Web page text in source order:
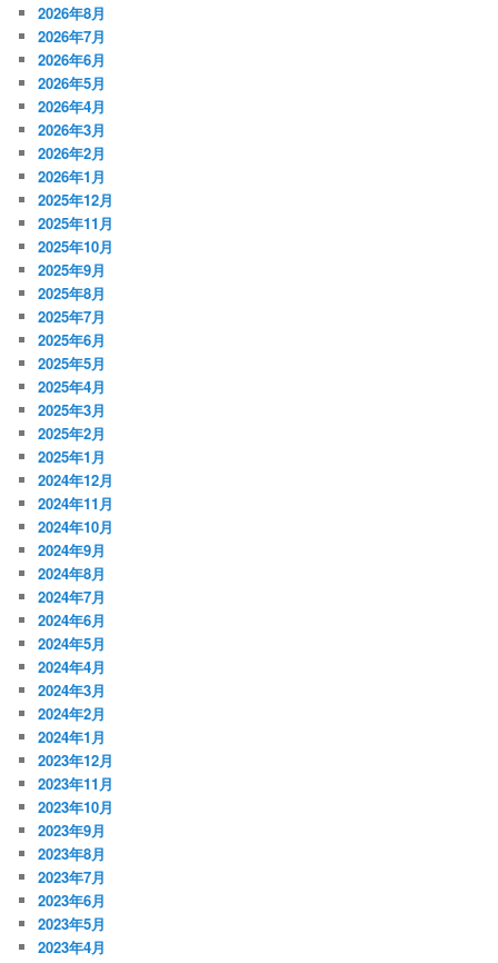
2026年8月
2026年7月
2026年6月
2026年5月
2026年4月
2026年3月
2026年2月
2026年1月
2025年12月
2025年11月
2025年10月
2025年9月
2025年8月
2025年7月
2025年6月
2025年5月
2025年4月
2025年3月
2025年2月
2025年1月
2024年12月
2024年11月
2024年10月
2024年9月
2024年8月
2024年7月
2024年6月
2024年5月
2024年4月
2024年3月
2024年2月
2024年1月
2023年12月
2023年11月
2023年10月
2023年9月
2023年8月
2023年7月
2023年6月
2023年5月
2023年4月